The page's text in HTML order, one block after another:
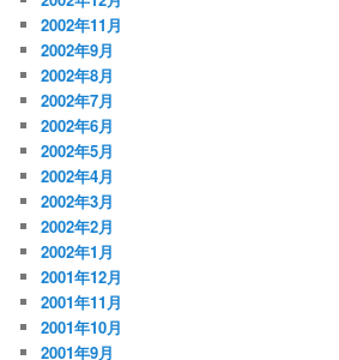
2002年11月
2002年9月
2002年8月
2002年7月
2002年6月
2002年5月
2002年4月
2002年3月
2002年2月
2002年1月
2001年12月
2001年11月
2001年10月
2001年9月